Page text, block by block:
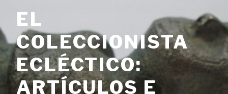
contenido
EL
COLECCIONISTA
ECLÉCTICO:
ARTÍCULOS E